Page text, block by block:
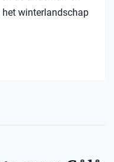
winterlandschap